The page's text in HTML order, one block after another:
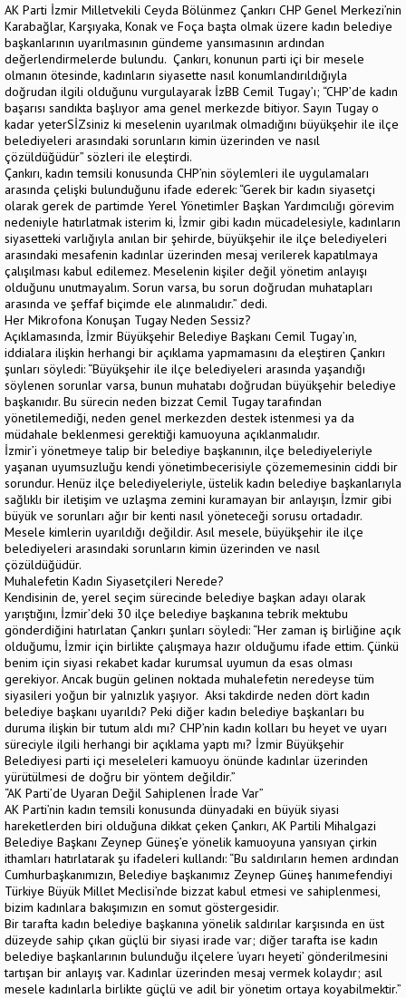
AK Parti İzmir Milletvekili Ceyda Bölünmez Çankırı CHP Genel Merkezi’nin
Karabağlar, Karşıyaka, Konak ve Foça başta olmak üzere kadın belediye
başkanlarının uyarılmasının gündeme yansımasının ardından
değerlendirmelerde bulundu. Çankırı, konunun parti içi bir mesele
olmanın ötesinde, kadınların siyasette nasıl konumlandırıldığıyla
doğrudan ilgili olduğunu vurgulayarak İzBB Cemil Tugay’ı; “CHP’de kadın
başarısı sandıkta başlıyor ama genel merkezde bitiyor. Sayın Tugay o
kadar yeterSİZsiniz ki meselenin uyarılmak olmadığını büyükşehir ile ilçe
belediyeleri arasındaki sorunların kimin üzerinden ve nasıl
çözüldüğüdür” sözleri ile eleştirdi.
Çankırı, kadın temsili konusunda CHP’nin söylemleri ile uygulamaları
arasında çelişki bulunduğunu ifade ederek: “Gerek bir kadın siyasetçi
olarak gerek de partimde Yerel Yönetimler Başkan Yardımcılığı görevim
nedeniyle hatırlatmak isterim ki, İzmir gibi kadın mücadelesiyle, kadınların
siyasetteki varlığıyla anılan bir şehirde, büyükşehir ile ilçe belediyeleri
arasındaki mesafenin kadınlar üzerinden mesaj verilerek kapatılmaya
çalışılması kabul edilemez. Meselenin kişiler değil yönetim anlayışı
olduğunu unutmayalım. Sorun varsa, bu sorun doğrudan muhatapları
arasında ve şeffaf biçimde ele alınmalıdır.” dedi.
Her Mikrofona Konuşan Tugay Neden Sessiz?
Açıklamasında, İzmir Büyükşehir Belediye Başkanı Cemil Tugay’ın,
iddialara ilişkin herhangi bir açıklama yapmamasını da eleştiren Çankırı
şunları söyledi: “Büyükşehir ile ilçe belediyeleri arasında yaşandığı
söylenen sorunlar varsa, bunun muhatabı doğrudan büyükşehir belediye
başkanıdır. Bu sürecin neden bizzat Cemil Tugay tarafından
yönetilemediği, neden genel merkezden destek istenmesi ya da
müdahale beklenmesi gerektiği kamuoyuna açıklanmalıdır.
İzmir’i yönetmeye talip bir belediye başkanının, ilçe belediyeleriyle
yaşanan uyumsuzluğu kendi yönetimbecerisiyle çözememesinin ciddi bir
sorundur. Henüz ilçe belediyeleriyle, üstelik kadın belediye başkanlarıyla
sağlıklı bir iletişim ve uzlaşma zemini kuramayan bir anlayışın, İzmir gibi
büyük ve sorunları ağır bir kenti nasıl yöneteceği sorusu ortadadır.
Mesele kimlerin uyarıldığı değildir. Asıl mesele, büyükşehir ile ilçe
belediyeleri arasındaki sorunların kimin üzerinden ve nasıl
çözüldüğüdür.
Muhalefetin Kadın Siyasetçileri Nerede?
Kendisinin de, yerel seçim sürecinde belediye başkan adayı olarak
yarıştığını, İzmir’deki 30 ilçe belediye başkanına tebrik mektubu
gönderdiğini hatırlatan Çankırı şunları söyledi: “Her zaman iş birliğine açık
olduğumu, İzmir için birlikte çalışmaya hazır olduğumu ifade ettim. Çünkü
benim için siyasi rekabet kadar kurumsal uyumun da esas olması
gerekiyor. Ancak bugün gelinen noktada muhalefetin neredeyse tüm
siyasileri yoğun bir yalnızlık yaşıyor. Aksi takdirde neden dört kadın
belediye başkanı uyarıldı? Peki diğer kadın belediye başkanları bu
duruma ilişkin bir tutum aldı mı? CHP’nin kadın kolları bu heyet ve uyarı
süreciyle ilgili herhangi bir açıklama yaptı mı? İzmir Büyükşehir
Belediyesi parti içi meseleleri kamuoyu önünde kadınlar üzerinden
yürütülmesi de doğru bir yöntem değildir.”
“AK Parti’de Uyaran Değil Sahiplenen İrade Var”
AK Parti’nin kadın temsili konusunda dünyadaki en büyük siyasi
hareketlerden biri olduğuna dikkat çeken Çankırı, AK Partili Mihalgazi
Belediye Başkanı Zeynep Güneş’e yönelik kamuoyuna yansıyan çirkin
ithamları hatırlatarak şu ifadeleri kullandı: “Bu saldırıların hemen ardından
Cumhurbaşkanımızın, Belediye başkanımız Zeynep Güneş hanımefendiyi
Türkiye Büyük Millet Meclisi’nde bizzat kabul etmesi ve sahiplenmesi,
bizim kadınlara bakışımızın en somut göstergesidir.
Bir tarafta kadın belediye başkanına yönelik saldırılar karşısında en üst
düzeyde sahip çıkan güçlü bir siyasi irade var; diğer tarafta ise kadın
belediye başkanlarının bulunduğu ilçelere ‘uyarı heyeti’ gönderilmesini
tartışan bir anlayış var. Kadınlar üzerinden mesaj vermek kolaydır; asıl
mesele kadınlarla birlikte güçlü ve adil bir yönetim ortaya koyabilmektir.”